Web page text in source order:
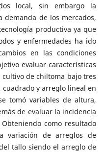
local, sin embargo la
de los mercados,
productiva ya que
y enfermedades ha ido
en las condiciones
evaluar características
de chiltoma bajo tres
y arreglo lineal en
tomó variables de altura,
de evaluar la incidencia
como resultado
variación de arreglos de
tallo siendo el arreglo de